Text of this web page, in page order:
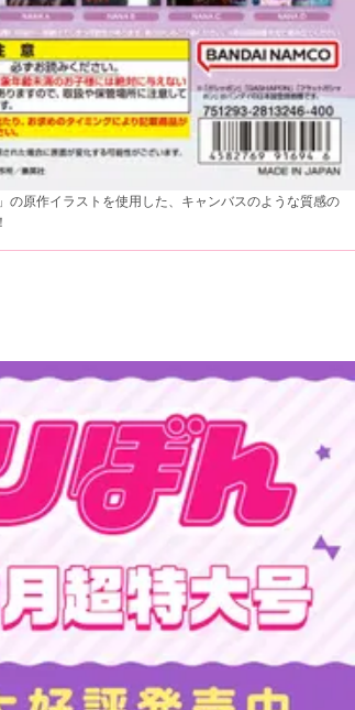
原作イラストを使用した、キャンバスのような質感の